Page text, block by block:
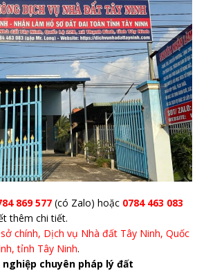
869 577 (có Zalo) hoặc 0784 463 083
thêm chi tiết.
chính, Dịch vụ Nhà đất Tây Ninh, Quốc
tỉnh Tây Ninh.
chuyên pháp lý đất